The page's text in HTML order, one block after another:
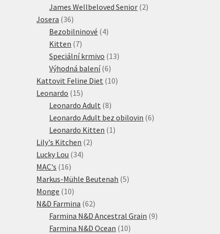
produkt
James Wellbeloved Senior 22
Josera 3636
produktů
Bezobilninové 44
Kitten 77
produktů
Speciální krmivo 1313
Výhodná balení 66
produktů
Kattovit Feline Diet 1010
Leonardo 1515
produktů
Leonardo Adult 88
produktů
Leonardo Adult bez obilovin 66
Leonardo Kitten 1 1
Lily's Kitchen 22
Lucky Lou 3434
MAC's 1616
produktů
Markus-Mühle Beutenah 55
Monge 1010
produktů
N&D Farmina 6262
produktů
Farmina N&D Ancestral Grain 99
Farmina N&D Ocean 1010